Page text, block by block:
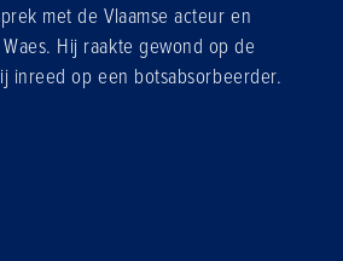
met de Vlaamse acteur en
Hij raakte gewond op de
inreed op een botsabsorbeerder.